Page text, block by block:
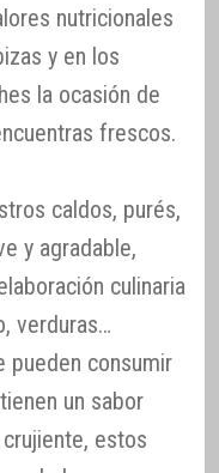
nutricionales
y en los
la ocasión de
frescos.
caldos, purés,
y agradable,
culinaria
verduras…
pueden consumir
un sabor
estos